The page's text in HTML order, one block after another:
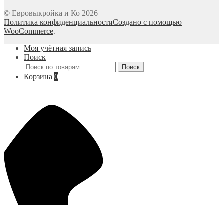
© Евровыкройка и Ко 2026
Политика конфиденциальностиСоздано с помощью
WooCommerce.
Моя учётная запись
Поиск
Искать:
Поиск
Корзина 0